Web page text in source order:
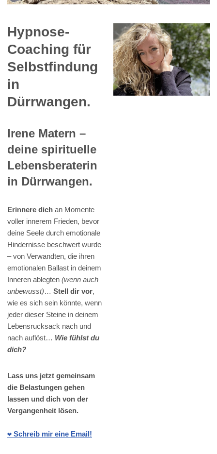
Hypnose-
Coaching für
Selbstfindung
in
Dürrwangen.
Irene Matern –
deine spirituelle
Lebensberaterin
in Dürrwangen.
Erinnere dich an Momente
voller innerem Frieden, bevor
deine Seele durch emotionale
Hindernisse beschwert wurde
– von Verwandten, die ihren
emotionalen Ballast in deinem
Inneren ablegten (wenn auch
unbewusst)… Stell dir vor,
wie es sich sein könnte, wenn
jeder dieser Steine in deinem
Lebensrucksack nach und
nach auflöst… Wie fühlst du
dich?
Lass uns jetzt gemeinsam
die Belastungen gehen
lassen und dich von der
Vergangenheit lösen.
❤️ Schreib mir eine Email!